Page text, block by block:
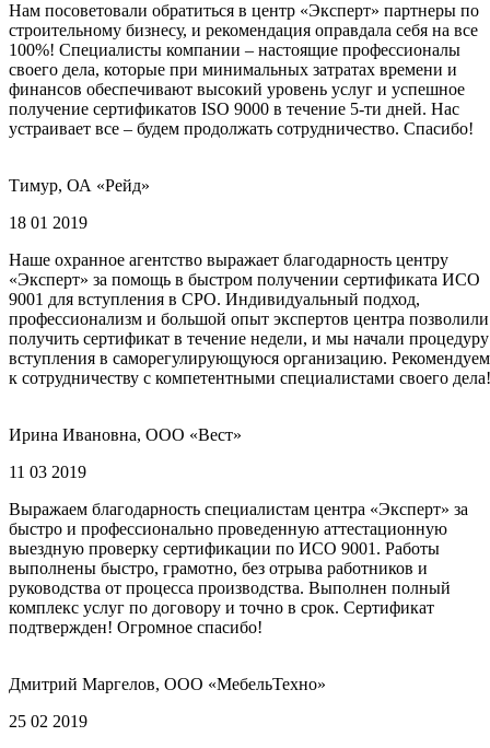
Нам посоветовали обратиться в центр «Эксперт» партнеры по
строительному бизнесу, и рекомендация оправдала себя на все
100%! Специалисты компании – настоящие профессионалы
своего дела, которые при минимальных затратах времени и
финансов обеспечивают высокий уровень услуг и успешное
получение сертификатов ISO 9000 в течение 5-ти дней. Нас
устраивает все – будем продолжать сотрудничество. Спасибо!
Тимур, ОА «Рейд»
18 01 2019
Наше охранное агентство выражает благодарность центру
«Эксперт» за помощь в быстром получении сертификата ИСО
9001 для вступления в СРО. Индивидуальный подход,
профессионализм и большой опыт экспертов центра позволили
получить сертификат в течение недели, и мы начали процедуру
вступления в саморегулирующуюся организацию. Рекомендуем
к сотрудничеству с компетентными специалистами своего дела!
Ирина Ивановна, ООО «Вест»
11 03 2019
Выражаем благодарность специалистам центра «Эксперт» за
быстро и профессионально проведенную аттестационную
выездную проверку сертификации по ИСО 9001. Работы
выполнены быстро, грамотно, без отрыва работников и
руководства от процесса производства. Выполнен полный
комплекс услуг по договору и точно в срок. Сертификат
подтвержден! Огромное спасибо!
Дмитрий Маргелов, ООО «МебельТехно»
25 02 2019